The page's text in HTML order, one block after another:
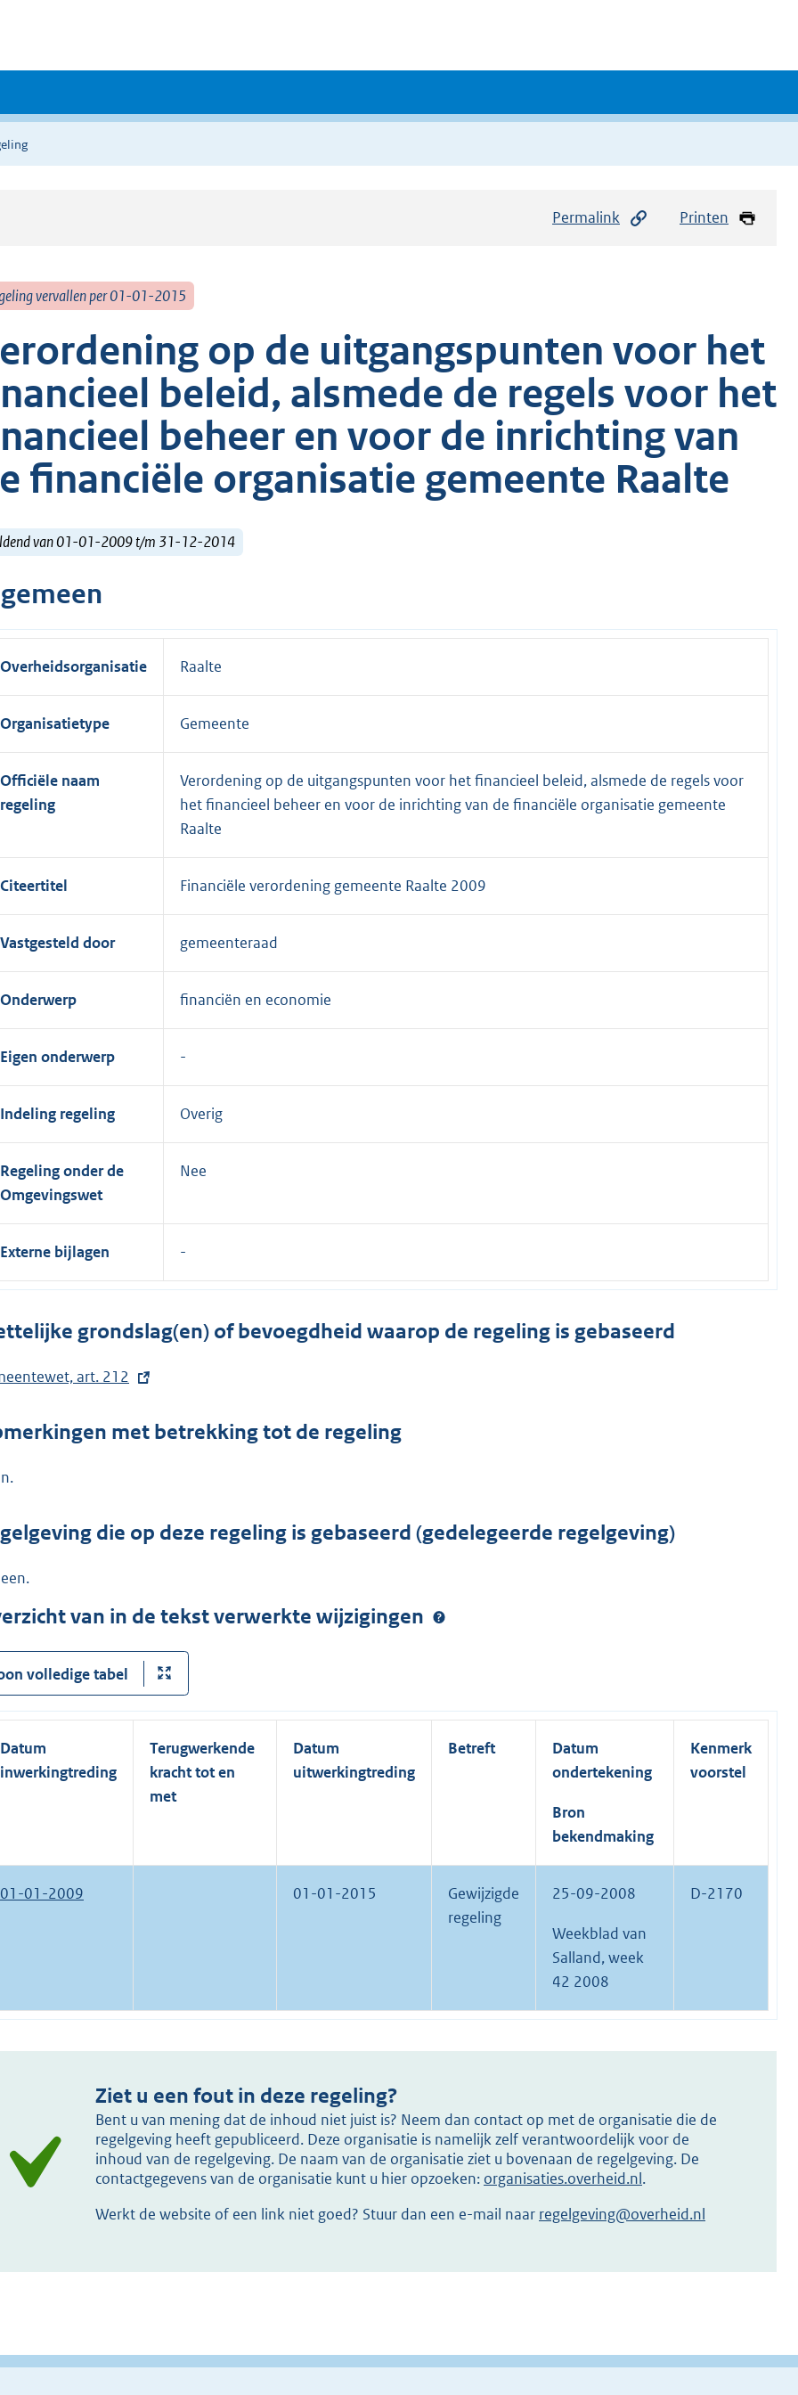
Permalink Printen
vervallen per 01-01-2015
op de uitgangspunten voor het
beleid, alsmede de regels voor het
beheer en voor de inrichting van
financiële organisatie gemeente Raalte
van 01-01-2009 t/m 31-12-2014
Overheidsorganisatie Raalte
Organisatietype Gemeente
Officiële naam
regeling
Verordening op de uitgangspunten voor het financieel beleid, alsmede de regels voor
het financieel beheer en voor de inrichting van de financiële organisatie gemeente
Raalte
Citeertitel Financiële verordening gemeente Raalte 2009
Vastgesteld door gemeenteraad
Onderwerp financiën en economie
Eigen onderwerp
Indeling regeling Overig
Regeling onder de
Omgevingswet
Nee
Externe bijlagen
grondslag(en) of bevoegdheid waarop de regeling is gebaseerd
art. 212
met betrekking tot de regeling
die op deze regeling is gebaseerd (gedelegeerde regelgeving)
van in de tekst verwerkte wijzigingen
volledige tabel
Datum
inwerkingtreding
Terugwerkende
kracht tot en
met
Datum
uitwerkingtreding
Betreft
Datum
ondertekening
Bron
bekendmaking
Kenmerk
voorstel
01-01-2009 01-01-2015
Gewijzigde
regeling
25-09-2008
Weekblad van
Salland, week
42 2008
D-2170
Ziet u een fout in deze regeling?
Bent u van mening dat de inhoud niet juist is? Neem dan contact op met de organisatie die de
regelgeving heeft gepubliceerd. Deze organisatie is namelijk zelf verantwoordelijk voor de
inhoud van de regelgeving. De naam van de organisatie ziet u bovenaan de regelgeving. De
contactgegevens van de organisatie kunt u hier opzoeken: organisaties.overheid.nl.
Werkt de website of een link niet goed? Stuur dan een e-mail naar regelgeving@overheid.nl